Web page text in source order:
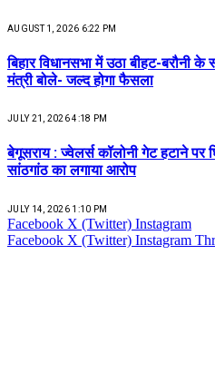
AUGUST 1, 2026 6:22 PM
बिहार विधानसभा में उठा बीहट-बरौनी के
मंत्री बोले- जल्द होगा फैसला
JULY 21, 2026 4:18 PM
बेगूसराय : ज्वेलर्स कॉलोनी गेट हटाने
सांठगांठ का लगाया आरोप
JULY 14, 2026 1:10 PM
Facebook X (Twitter) Instagram
Facebook X (Twitter) Instagram